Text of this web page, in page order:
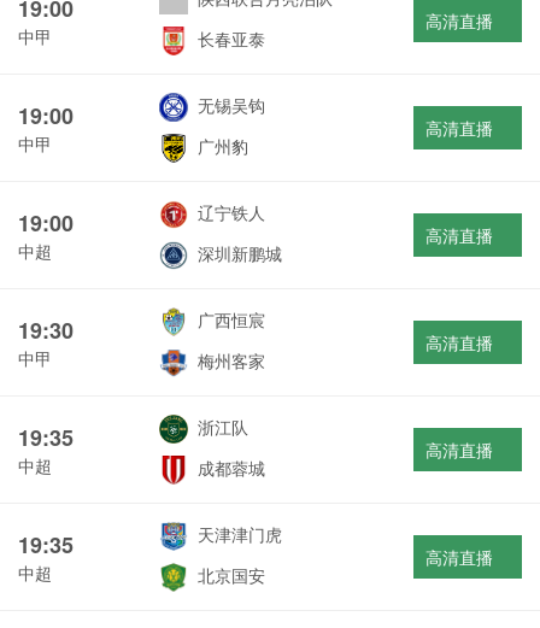
19:00
中甲
长春亚泰
高清直播
19:00
中甲
无锡吴钩
广州豹
高清直播
19:00
中超
辽宁铁人
深圳新鹏城
高清直播
19:30
中甲
广西恒宸
梅州客家
高清直播
19:35
中超
浙江队
成都蓉城
高清直播
19:35
中超
天津津门虎
北京国安
高清直播